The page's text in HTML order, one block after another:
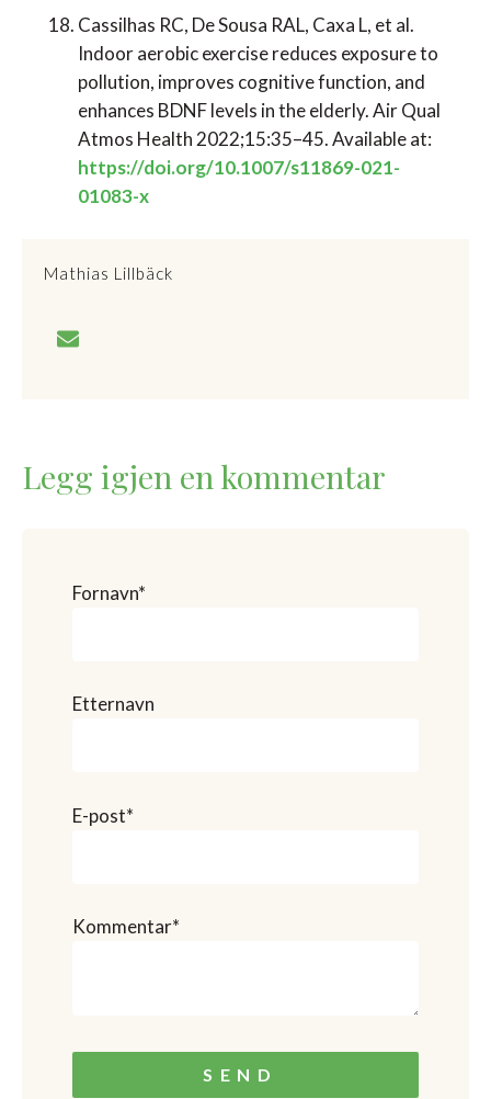
Cassilhas RC, De Sousa RAL, Caxa L, et al.
Indoor aerobic exercise reduces exposure to
pollution, improves cognitive function, and
enhances BDNF levels in the elderly. Air Qual
Atmos Health 2022;15:35–45. Available at:
https://doi.org/10.1007/s11869-021-
01083-x
Mathias Lillbäck
Legg igjen en kommentar
Fornavn*
Etternavn
E-post*
Kommentar*